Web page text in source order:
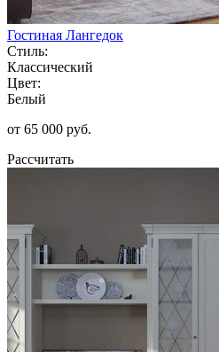
Гостиная Лангедок
Стиль:
Классический
Цвет:
Белый
от 65 000 руб.
Рассчитать